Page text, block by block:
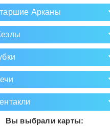
Арканы
Вы выбрали карты: